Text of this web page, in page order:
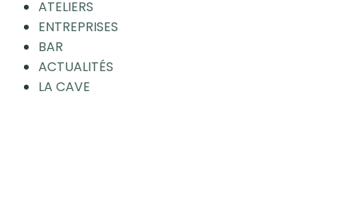
ATELIERS
ENTREPRISES
BAR
ACTUALITÉS
LA CAVE